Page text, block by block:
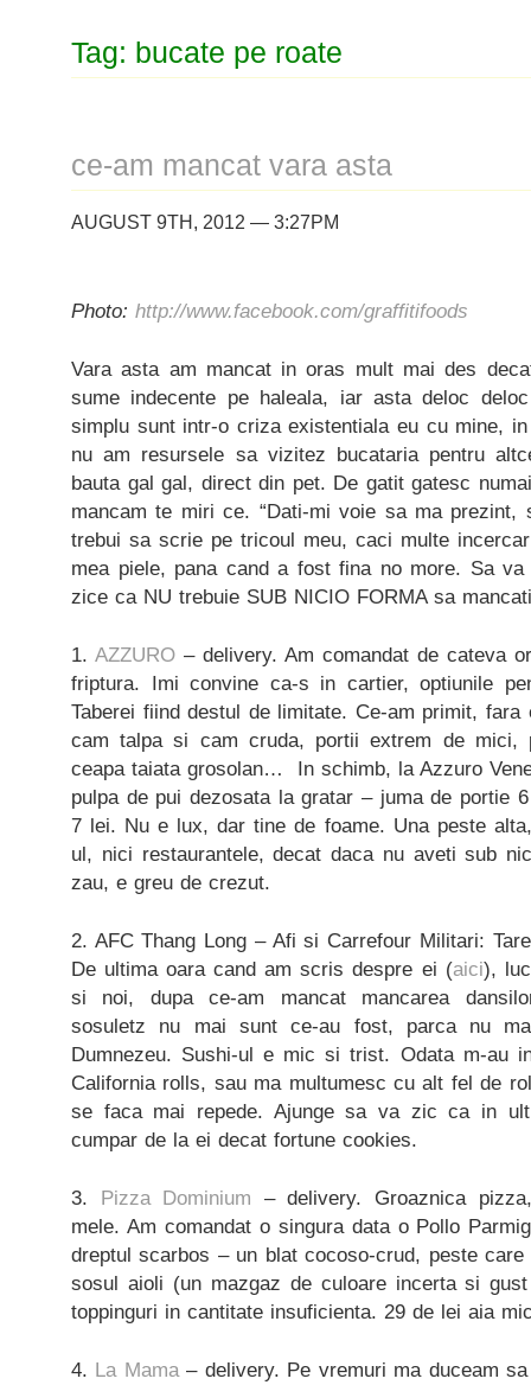
Tag: bucate pe roate
ce-am mancat vara asta
AUGUST 9TH, 2012 — 3:27PM
Photo: http://www.facebook.com/graffitifoods
Vara asta am mancat in oras mult mai des
sume indecente pe haleala, iar asta deloc
simplu sunt intr-o criza existentiala eu cu mine,
nu am resursele sa vizitez bucataria pentru
bauta gal gal, direct din pet. De gatit gatesc
mancam te miri ce. “Dati-mi voie sa ma prezint,
trebui sa scrie pe tricoul meu, caci multe
mea piele, pana cand a fost fina no more. Sa
zice ca NU trebuie SUB NICIO FORMA sa
1. AZZURO – delivery. Am comandat de cateva
friptura. Imi convine ca-s in cartier, optiunile
Taberei fiind destul de limitate. Ce-am primit,
cam talpa si cam cruda, portii extrem de mici,
ceapa taiata grosolan… In schimb, la Azzuro
pulpa de pui dezosata la gratar – juma de portie
7 lei. Nu e lux, dar tine de foame. Una peste
ul, nici restaurantele, decat daca nu aveti sub
zau, e greu de crezut.
2. AFC Thang Long – Afi si Carrefour Militari:
De ultima oara cand am scris despre ei (aici),
si noi, dupa ce-am mancat mancarea
sosuletz nu mai sunt ce-au fost, parca nu
Dumnezeu. Sushi-ul e mic si trist. Odata m-au
California rolls, sau ma multumesc cu alt fel de
se faca mai repede. Ajunge sa va zic ca in
cumpar de la ei decat fortune cookies.
3. Pizza Dominium – delivery. Groaznica
mele. Am comandat o singura data o Pollo
dreptul scarbos – un blat cocoso-crud, peste
sosul aioli (un mazgaz de culoare incerta si
toppinguri in cantitate insuficienta. 29 de lei aia
4. La Mama– delivery. Pe vremuri ma duceam